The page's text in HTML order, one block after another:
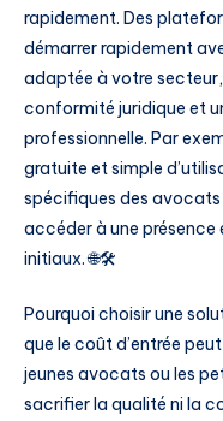
rapidement. Des
démarrer rapidement
adaptée à votre
conformité juridique et
professionnelle. Par
gratuite et simple
spécifiques des avocats
accéder à une présence
initiaux. 🌐🛠️
Pourquoi choisir une
que le coût d’entrée
jeunes avocats ou les
sacrifier la qualité ni la